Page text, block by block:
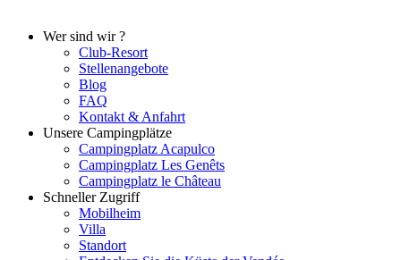
Wer sind wir ?
Club-Resort
Stellenangebote
Blog
FAQ
Kontakt & Anfahrt
Unsere Campingplätze
Campingplatz Acapulco
Campingplatz Les Genêts
Campingplatz le Château
Schneller Zugriff
Mobilheim
Villa
Standort